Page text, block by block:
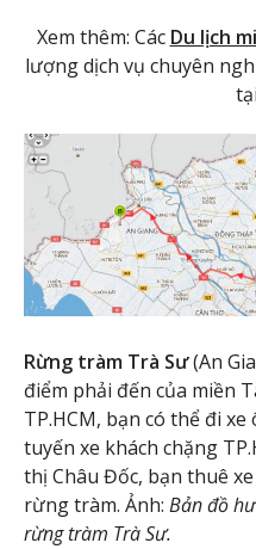
Xem thêm: Các Du lịch
lượng dịch vụ chuyên
Rừng tràm Trà Sư(An
điểm phải đến của miền
TP.HCM, bạn có thể đi
tuyến xe khách chặng
thị Châu Đốc, bạn thuê
rừng tràm. Ảnh: Bản đồ
rừng tràm Trà Sư.